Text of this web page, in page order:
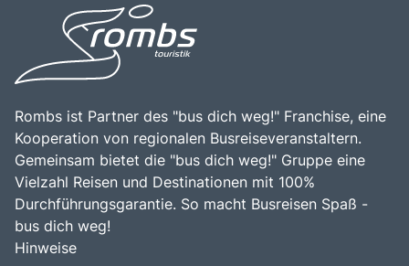
Rombs ist Partner des "bus dich weg!" Franchise, eine
Kooperation von regionalen Busreiseveranstaltern.
Gemeinsam bietet die "bus dich weg!" Gruppe eine
Vielzahl Reisen und Destinationen mit 100%
Durchführungsgarantie. So macht Busreisen Spaß -
bus dich weg!
Hinweise